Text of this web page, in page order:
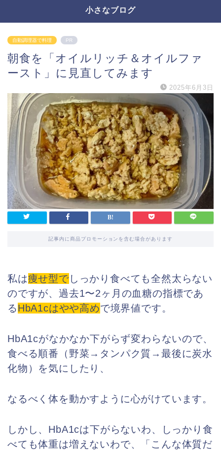
小さなブログ
自動調理器で料理 PR
朝食を「オイルリッチ＆オイルファ
ースト」に見直してみます
2025年6月3日
記事内に商品プロモーションを含む場合があります
私は痩せ型でしっかり食べても全然太らない
のですが、過去1〜2ヶ月の血糖の指標であ
るHbA1cはやや高めで境界値です。
HbA1cがなかなか下がらず変わらないので、
食べる順番（野菜→タンパク質→最後に炭水
化物）を気にしたり、
なるべく体を動かすように心がけています。
しかし、HbA1cは下がらないわ、しっかり食
べても体重は増えないわで、「こんな体質だ